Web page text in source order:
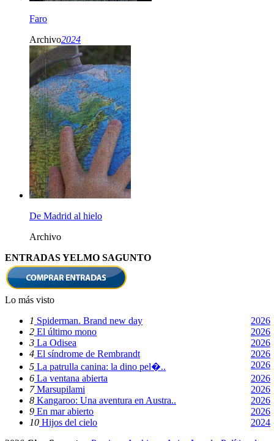
Faro
Archivo2024
De Madrid al hielo
Archivo
ENTRADAS YELMO SAGUNTO
Lo más visto
1 Spiderman. Brand new day
2026
2 El último mono
2026
3 La Odisea
2026
4 El síndrome de Rembrandt
2026
5 La patrulla canina: la dino pel�..
2026
6 La ventana abierta
2026
7Marsupilami
2026
8 Kangaroo: Una aventura en Austra..
2026
9 En mar abierto
2026
10 Hijos del cielo
2024